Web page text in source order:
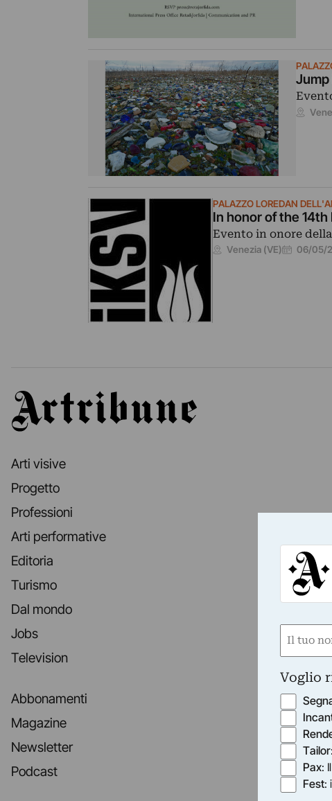
PALAZZO LOREDAN
In honor of the
Evento in onore
Venezia (VE) 06/05/
Artribune
Arti visive
Progetto
Professioni
Arti performative
Editoria
Turismo
Dal mondo
Jobs
Television
Abbonamenti
Magazine
Newsletter
Podcast
Nome
Voglio
Tailor
Pax:
Fest: